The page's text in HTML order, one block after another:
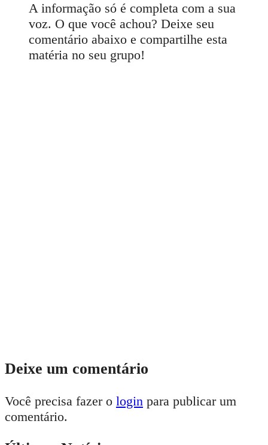
A informação só é completa com a sua
voz. O que você achou? Deixe seu
comentário abaixo e compartilhe esta
matéria no seu grupo!
Deixe um comentário
Você precisa fazer o login para publicar um
comentário.